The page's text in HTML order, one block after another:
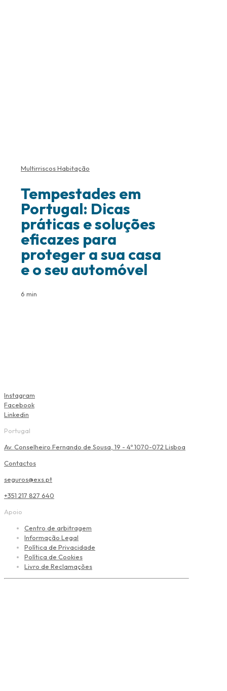
Multirriscos Habitação
Tempestades em
Portugal: Dicas
práticas e soluções
eficazes para
proteger a sua casa
e o seu automóvel
6 min
Instagram
Facebook
Linkedin
Portugal
Av. Conselheiro Fernando de Sousa, 19 - 4º 1070-072 Lisboa
Contactos
seguros@exs.pt
+351 217 827 640
Apoio
Centro de arbitragem
Informação Legal
Política de Privacidade
Política de Cookies
Livro de Reclamações